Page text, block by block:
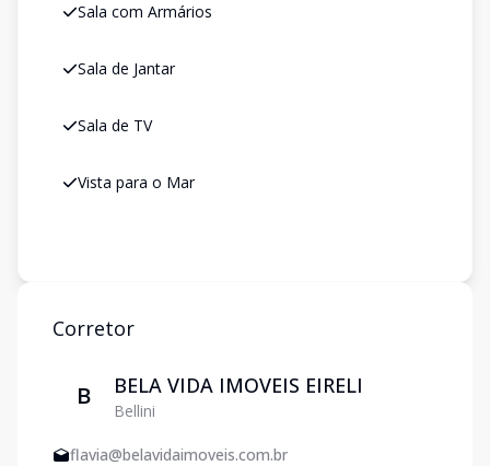
Sala com Armários
Sala de Jantar
Sala de TV
Vista para o Mar
Corretor
B BELA VIDA IMOVEIS EIRELI
Bellini
flavia@belavidaimoveis.com.br